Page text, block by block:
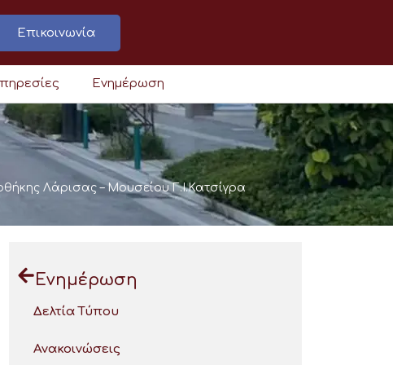
Επικοινωνία
Ενημέρωση
Λάρισας – Μουσείου Γ.Ι.Κατσίγρα
Ενημέρωση
Δελτία Τύπου
Ανακοινώσεις